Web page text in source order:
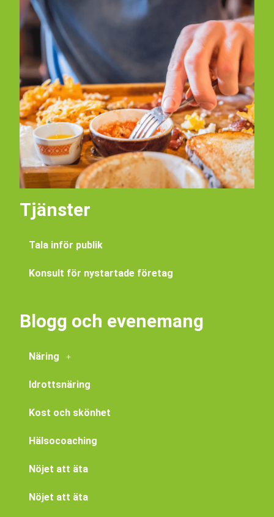
Tjänster
Tala inför publik
Konsult för nystartade företag
Blogg och evenemang
Näring
Idrottsnäring
Kost och skönhet
Hälsocoaching
Nöjet att äta
Nöjet att äta